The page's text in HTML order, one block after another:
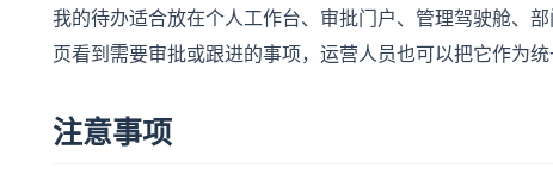
我的待办适合放在个人工作台、审批门户、管理驾驶舱、
页看到需要审批或跟进的事项，运营人员也可以把它作为
注意事项